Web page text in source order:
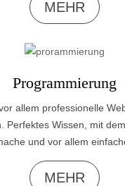
MEHR
Programmierung
allem professionelle
Perfektes Wissen, mit
und vor allem
MEHR